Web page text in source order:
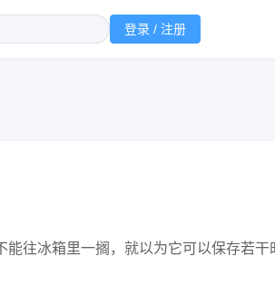
登录 / 注册
能往冰箱里一搁，就以为它可以保存若干